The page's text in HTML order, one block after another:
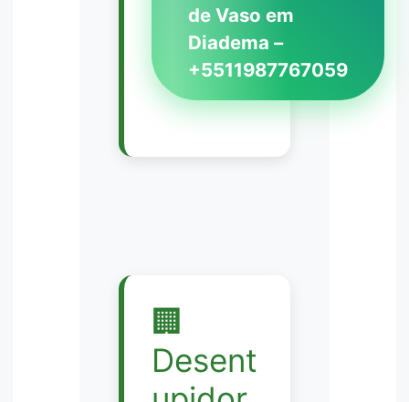
de Vaso em
Diadema –
+5511987767059
🏢
Desent